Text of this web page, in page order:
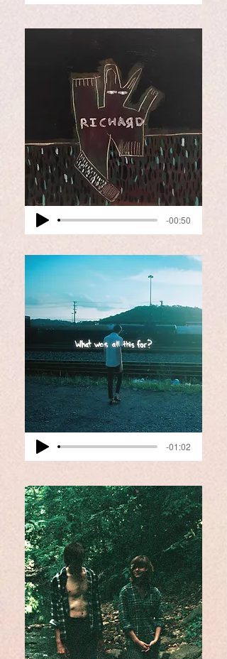
-00:50
-01:02